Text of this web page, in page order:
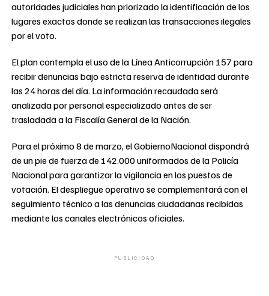
autoridades judiciales han priorizado la identificación de los
lugares exactos donde se realizan las transacciones ilegales
por el voto.
El plan contempla el uso de la Línea Anticorrupción 157 para
recibir denuncias bajo estricta reserva de identidad durante
las 24 horas del día. La información recaudada será
analizada por personal especializado antes de ser
trasladada a la Fiscalía General de la Nación.
Para el próximo 8 de marzo, el GobiernoNacional dispondrá
de un pie de fuerza de 142.000 uniformados de la Policía
Nacional para garantizar la vigilancia en los puestos de
votación. El despliegue operativo se complementará con el
seguimiento técnico a las denuncias ciudadanas recibidas
mediante los canales electrónicos oficiales.
PUBLICIDAD